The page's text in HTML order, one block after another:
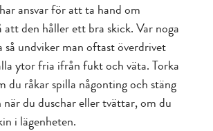
ansvar för att ta hand om
att den håller ett bra skick. Var noga
så undviker man oftast överdrivet
ytor fria ifrån fukt och väta. Torka
du råkar spilla någonting och stäng
du duschar eller tvättar, om du
i lägenheten.